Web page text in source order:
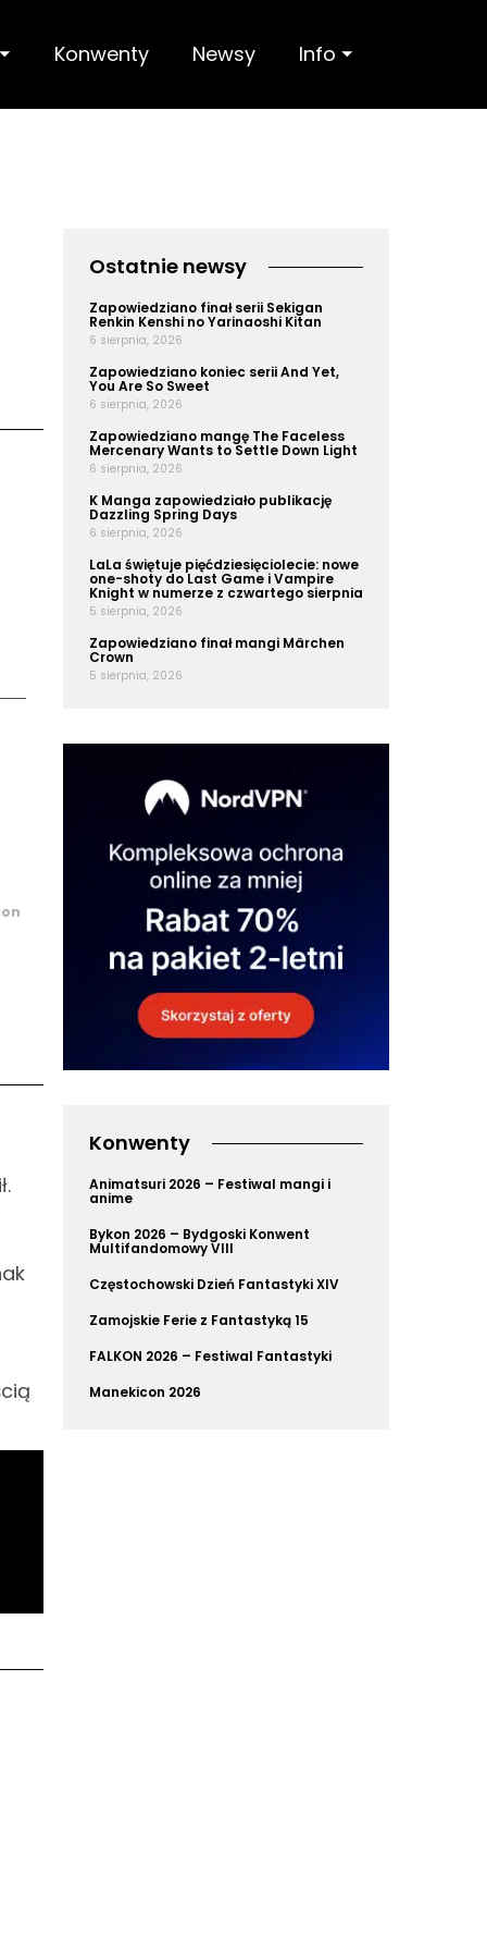
Konwenty Newsy Info ⏷
Ostatnie newsy
Zapowiedziano finał serii Sekigan
Renkin Kenshi no Yarinaoshi Kitan
6 sierpnia, 2026
Zapowiedziano koniec serii And Yet,
You Are So Sweet
6 sierpnia, 2026
Zapowiedziano mangę The Faceless
Mercenary Wants to Settle Down Light
6 sierpnia, 2026
K Manga zapowiedziało publikację
Dazzling Spring Days
6 sierpnia, 2026
LaLa świętuje pięćdziesięciolecie: nowe
one-shoty do Last Game i Vampire
Knight w numerze z czwartego sierpnia
5 sierpnia, 2026
Zapowiedziano finał mangi Märchen
Crown
5 sierpnia, 2026
Konwenty
Animatsuri 2026 – Festiwal mangi i
anime
Bykon 2026 – Bydgoski Konwent
Multifandomowy VIII
Częstochowski Dzień Fantastyki XIV
Zamojskie Ferie z Fantastyką 15
FALKON 2026 – Festiwal Fantastyki
Manekicon 2026